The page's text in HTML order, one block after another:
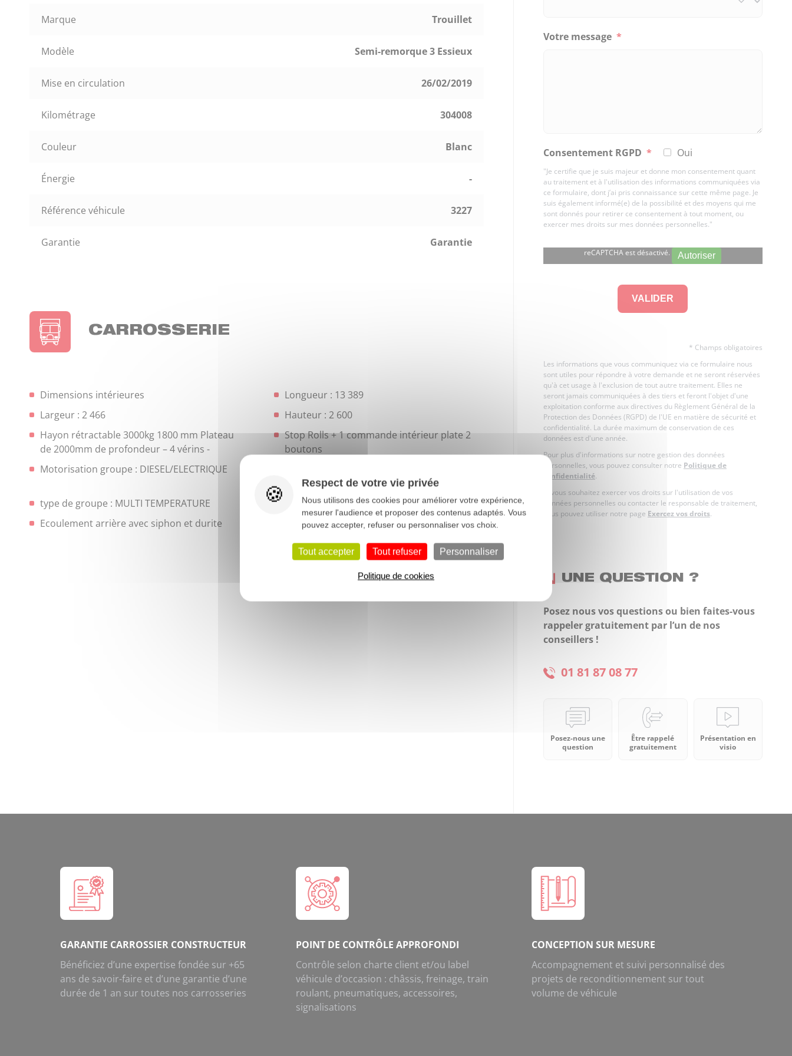
Marque Trouillet
Modèle Semi-remorque 3 Essieux
Mise en circulation 26/02/2019
Kilométrage 304008
Couleur Blanc
Énergie -
Référence véhicule 3227
Garantie Garantie
CARROSSERIE
Dimensions intérieures
Longueur : 13 389
Largeur : 2 466
Hauteur : 2 600
Hayon rétractable 3000kg 1800 mm Plateau
de 2000mm de profondeur – 4 vérins -
Stop Rolls + 1 commande intérieur plate 2
boutons
Motorisation groupe : DIESEL/ELECTRIQUE
ou TK SLXi Spec-trum 2 50 s3 Classe C
type de groupe : MULTI TEMPERATURE
Enregistreur : DATACOLD 600T PRINT
Ecoulement arrière avec siphon et durite
Ouverture Arrière 2 Portes battantes
Votre message *
Consentement RGPD * Oui
"Je certifie que je suis majeur et donne mon consentement quant
au traitement et à l'utilisation des informations communiquées via
ce formulaire, dont j’ai pris connaissance sur cette même page. Je
suis également informé(e) de la possibilité et des moyens qui me
sont donnés pour retirer ce consentement à tout moment, ou
exercer mes droits sur mes données personnelles."
reCAPTCHA est désactivé. Autoriser
* Champs obligatoires
Les informations que vous communiquez via ce formulaire nous
sont utiles pour répondre à votre demande et ne seront réservées
qu'à cet usage à l'exclusion de tout autre traitement. Elles ne
seront jamais communiquées à des tiers et feront l'objet d'une
exploitation conforme aux directives du Règlement Général de la
Protection des Données (RGPD) de l'UE en matière de sécurité et
confidentialité. La durée maximum de conservation de ces
données est d'une année.
Pour plus d'informations sur notre gestion des données
personnelles, vous pouvez consulter notre Politique de
confidentialité.
Si vous souhaitez exercer vos droits sur l'utilisation de vos
données personnelles ou contacter le responsable de traitement,
vous pouvez utiliser notre page Exercez vos droits.
UNE QUESTION ?
Posez nous vos questions ou bien faites-vous
rappeler gratuitement par l’un de nos
conseillers !
01 81 87 08 77
Posez-nous une
question
Être rappelé
gratuitement
Présentation en
visio
GARANTIE CARROSSIER CONSTRUCTEUR
Bénéficiez d’une expertise fondée sur +65
ans de savoir-faire et d’une garantie d’une
durée de 1 an sur toutes nos carrosseries
POINT DE CONTRÔLE APPROFONDI
Contrôle selon charte client et/ou label
véhicule d’occasion : châssis, freinage, train
roulant, pneumatiques, accessoires,
signalisations
CONCEPTION SUR MESURE
Accompagnement et suivi personnalisé des
projets de reconditionnement sur tout
volume de véhicule
Respect de votre vie privée
Nous utilisons des cookies pour améliorer votre expérience,
mesurer l'audience et proposer des contenus adaptés. Vous
pouvez accepter, refuser ou personnaliser vos choix.
Tout accepter Tout refuser Personnaliser
Politique de cookies